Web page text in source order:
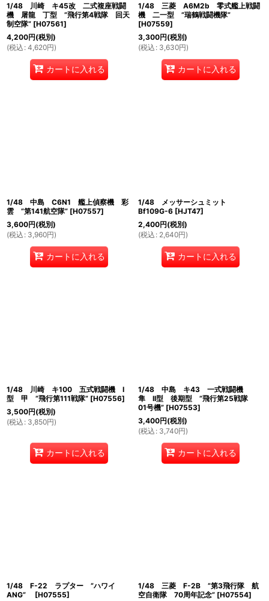
1/48 川崎 キ45改 二式複座戦闘
機 屠龍 丁型 ”飛行第4戦隊 回天
制空隊” [H07561]
4,200円(税別)
(税込 : 4,620円)
カートに入れる
1/48 三菱 A6M2b 零式艦上戦闘
機 二一型 ”瑞鶴戦闘機隊”
[H07559]
3,300円(税別)
(税込 : 3,630円)
カートに入れる
1/48 中島 C6N1 艦上偵察機 彩
雲 ”第141航空隊” [H07557]
3,600円(税別)
(税込 : 3,960円)
カートに入れる
1/48 メッサーシュミット
Bf109G-6 [HJT47]
2,400円(税別)
(税込 : 2,640円)
カートに入れる
1/48 川崎 キ100 五式戦闘機 I
型 甲 ”飛行第111戦隊” [H07556]
3,500円(税別)
(税込 : 3,850円)
カートに入れる
1/48 中島 キ43 一式戦闘機
隼 II型 後期型 ”飛行第25戦隊
01号機” [H07553]
3,400円(税別)
(税込 : 3,740円)
カートに入れる
1/48 F-22 ラプター ”ハワイ
ANG”
[H07555]
1/48 三菱 F-2B ”第3飛行隊 航
空自衛隊 70周年記念” [H07554]